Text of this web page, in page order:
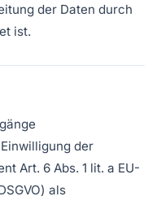
der Daten durch
ist.
der
Art. 6 Abs. 1 lit. a EU-
als